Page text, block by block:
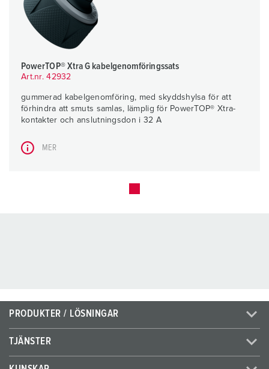
PowerTOP® Xtra G kabelgenomföringssats
Art.nr. 42932
gummerad kabelgenomföring, med skyddshylsa för att
förhindra att smuts samlas, lämplig för PowerTOP® Xtra-
kontakter och anslutningsdon i 32 A
MER
PRODUKTER / LÖSNINGAR
TJÄNSTER